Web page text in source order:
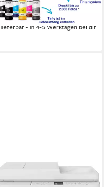
ab 535,63 € 719,99 €
-26%
lieferbar - in 4-5 Werktagen bei dir